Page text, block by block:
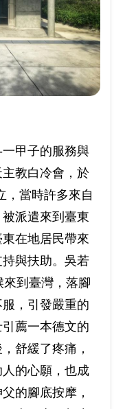
甲子的服務與
教白冷會，於
，當時許多來自
派遣來到臺東
在地居民帶來
與扶助。吳若
到臺灣，落腳
，引發嚴重的
薦一本德文的
舒緩了疼痛，
的心願，也成
的腳底按摩，